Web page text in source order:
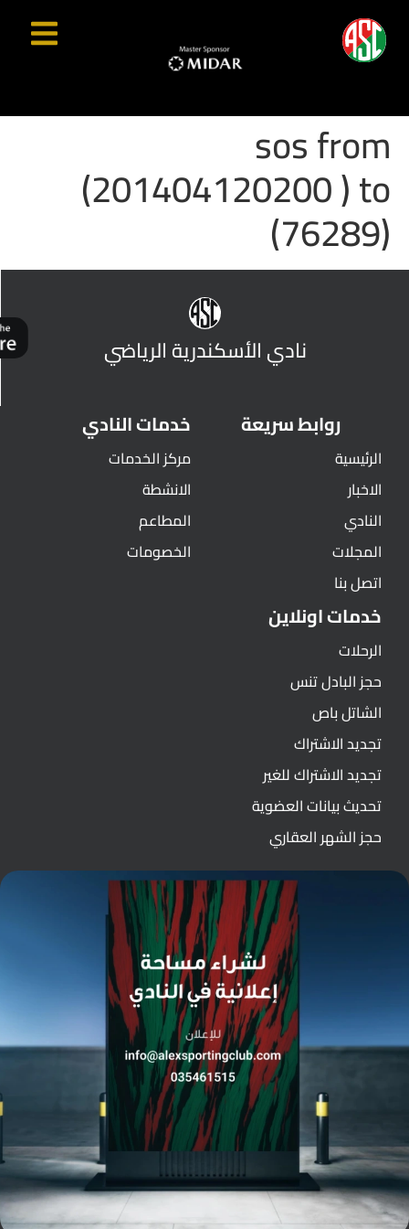
sos from
(201404120200 ) to
(76289)
نادي الأسكندرية الرياضي
روابط سريعة
الرئيسية
الاخبار
النادي
المجلات
اتصل بنا
خدمات النادي
مركز الخدمات
الانشطة
المطاعم
الخصومات
خدمات اونلاين
الرحلات
حجز البادل تنس
الشاتل باص
تجديد الاشتراك
تجديد الاشتراك للغير
تحديث بيانات العضوية
حجز الشهر العقاري